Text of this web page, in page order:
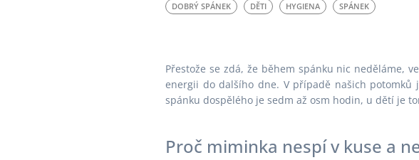
DOBRÝ SPÁNEK DĚTI HYGIENA SPÁNEK
Přestože se zdá, že během spánku nic neděláme,
energii do dalšího dne. V případě našich
spánku dospělého je sedm až osm hodin, u dětí je
Proč miminka nespí v kuse a